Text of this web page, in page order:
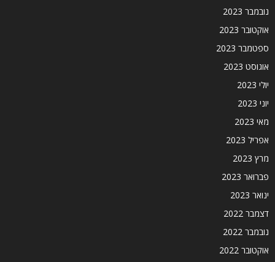
נובמבר 2023
אוקטובר 2023
ספטמבר 2023
אוגוסט 2023
יולי 2023
יוני 2023
מאי 2023
אפריל 2023
מרץ 2023
פברואר 2023
ינואר 2023
דצמבר 2022
נובמבר 2022
אוקטובר 2022